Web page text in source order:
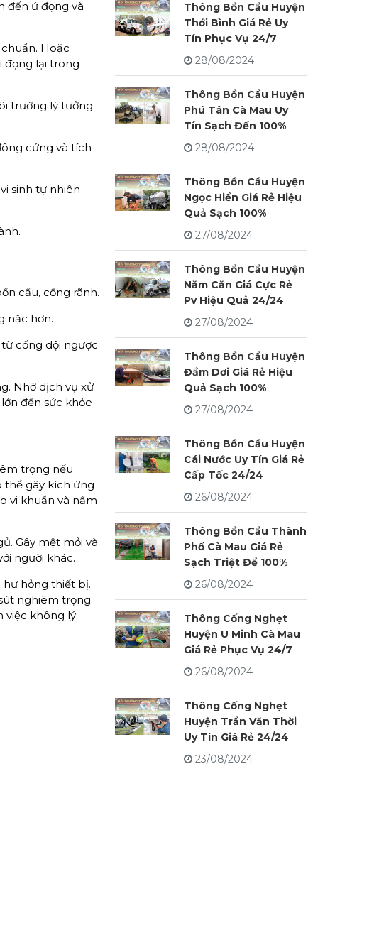
đến ứ đọng và
Hoặc
đọng lại trong
trường lý tưởng
cứng và tích
sinh tự nhiên
cầu, cống rãnh.
nặc hơn.
cống dội ngược
Nhờ dịch vụ xử
đến sức khỏe
trọng nếu
thể gây kích ứng
vi khuẩn và nấm
Gây mệt mỏi và
người khác.
hư hỏng thiết bị.
nghiêm trọng.
việc không lý
Thông Bồn Cầu Huyện
Thới Bình Giá Rẻ Uy
Tín Phục Vụ 24/7
28/08/2024
Thông Bồn Cầu Huyện
Phú Tân Cà Mau Uy
Tín Sạch Đến 100%
28/08/2024
Thông Bồn Cầu Huyện
Ngọc Hiển Giá Rẻ Hiệu
Quả Sạch 100%
27/08/2024
Thông Bồn Cầu Huyện
Năm Căn Giá Cực Rẻ
Pv Hiệu Quả 24/24
27/08/2024
Thông Bồn Cầu Huyện
Đầm Dơi Giá Rẻ Hiệu
Quả Sạch 100%
27/08/2024
Thông Bồn Cầu Huyện
Cái Nước Uy Tín Giá Rẻ
Cấp Tốc 24/24
26/08/2024
Thông Bồn Cầu Thành
Phố Cà Mau Giá Rẻ
Sạch Triệt Để 100%
26/08/2024
Thông Cống Nghẹt
Huyện U Minh Cà Mau
Giá Rẻ Phục Vụ 24/7
26/08/2024
Thông Cống Nghẹt
Huyện Trần Văn Thời
Uy Tín Giá Rẻ 24/24
23/08/2024